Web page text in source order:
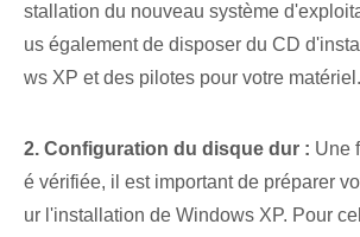
stallation du nouveau système
us également de disposer du CD
ws XP et des pilotes pour votre matériel.
2. Configuration du disque dur : Une
é vérifiée, il est important de préparer
ur l'installation de Windows XP. Pour